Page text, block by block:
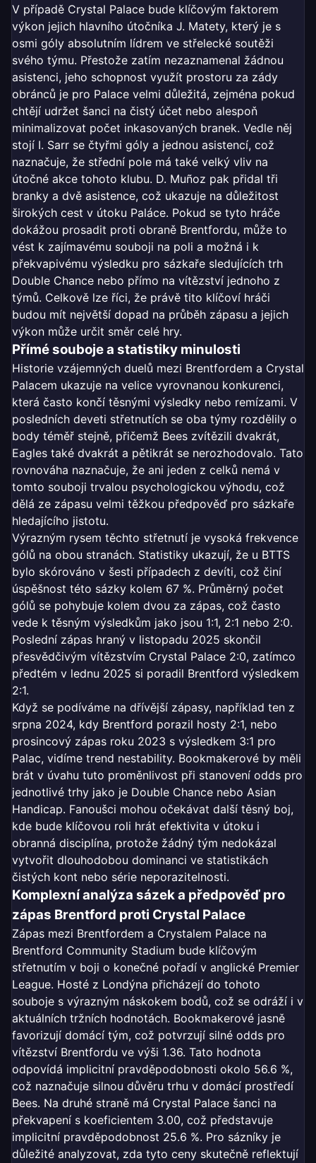
V případě Crystal Palace bude klíčovým faktorem
výkon jejich hlavního útočníka J. Matety, který je s
osmi góly absolutním lídrem ve střelecké soutěži
svého týmu. Přestože zatím nezaznamenal žádnou
asistenci, jeho schopnost využít prostoru za zády
obránců je pro Palace velmi důležitá, zejména pokud
chtějí udržet šanci na čistý účet nebo alespoň
minimalizovat počet inkasovaných branek. Vedle něj
stojí I. Sarr se čtyřmi góly a jednou asistencí, což
naznačuje, že střední pole má také velký vliv na
útočné akce tohoto klubu. D. Muñoz pak přidal tři
branky a dvě asistence, což ukazuje na důležitost
širokých cest v útoku Paláce. Pokud se tyto hráče
dokážou prosadit proti obraně Brentfordu, může to
vést k zajímavému souboji na poli a možná i k
překvapivému výsledku pro sázkaře sledujících trh
Double Chance nebo přímo na vítězství jednoho z
týmů. Celkově lze říci, že právě tito klíčoví hráči
budou mít největší dopad na průběh zápasu a jejich
výkon může určit směr celé hry.
Přímé souboje a statistiky minulosti
Historie vzájemných duelů mezi Brentfordem a Crystal
Palacem ukazuje na velice vyrovnanou konkurenci,
která často končí těsnými výsledky nebo remízami. V
posledních deveti střetnutích se oba týmy rozdělily o
body téměř stejně, přičemž Bees zvítězili dvakrát,
Eagles také dvakrát a pětikrát se nerozhodovalo. Tato
rovnováha naznačuje, že ani jeden z celků nemá v
tomto souboji trvalou psychologickou výhodu, což
dělá ze zápasu velmi těžkou předpověď pro sázkaře
hledajícího jistotu.
Výrazným rysem těchto střetnutí je vysoká frekvence
gólů na obou stranách. Statistiky ukazují, že u BTTS
bylo skórováno v šesti případech z devíti, což činí
úspěšnost této sázky kolem 67 %. Průměrný počet
gólů se pohybuje kolem dvou za zápas, což často
vede k těsným výsledkům jako jsou 1:1, 2:1 nebo 2:0.
Poslední zápas hraný v listopadu 2025 skončil
přesvědčivým vítězstvím Crystal Palace 2:0, zatímco
předtém v lednu 2025 si poradil Brentford výsledkem
2:1.
Když se podíváme na dřívější zápasy, například ten z
srpna 2024, kdy Brentford porazil hosty 2:1, nebo
prosincový zápas roku 2023 s výsledkem 3:1 pro
Palac, vidíme trend nestability. Bookmakerové by měli
brát v úvahu tuto proměnlivost při stanovení odds pro
jednotlivé trhy jako je Double Chance nebo Asian
Handicap. Fanoušci mohou očekávat další těsný boj,
kde bude klíčovou roli hrát efektivita v útoku i
obranná disciplína, protože žádný tým nedokázal
vytvořit dlouhodobou dominanci ve statistikách
čistých kont nebo série neporazitelnosti.
Komplexní analýza sázek a předpověď pro
zápas Brentford proti Crystal Palace
Zápas mezi Brentfordem a Crystalem Palace na
Brentford Community Stadium bude klíčovým
střetnutím v boji o konečné pořadí v anglické Premier
League. Hosté z Londýna přicházejí do tohoto
souboje s výrazným náskokem bodů, což se odráží i v
aktuálních tržních hodnotách. Bookmakerové jasně
favorizují domácí tým, což potvrzují silné odds pro
vítězství Brentfordu ve výši 1.36. Tato hodnota
odpovídá implicitní pravděpodobnosti okolo 56.6 %,
což naznačuje silnou důvěru trhu v domácí prostředí
Bees. Na druhé straně má Crystal Palace šanci na
překvapení s koeficientem 3.00, což představuje
implicitní pravděpodobnost 25.6 %. Pro sázníky je
důležité analyzovat, zda tyto ceny skutečně reflektují